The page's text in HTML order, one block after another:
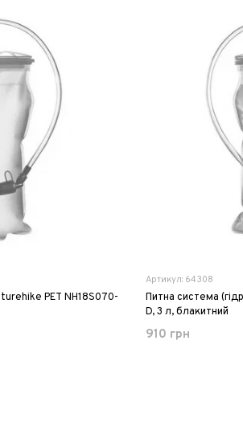
PET NH18S070-
Артикул: 64308
Питна система
D, 3 л, блакитний
910 грн